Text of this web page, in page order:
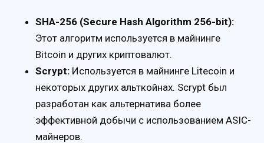
SHA-256 (Secure Hash Algorithm 256-bit):
Этот алгоритм используется в майнинге
Bitcoin и других криптовалют.
Scrypt: Используется в майнинге Litecoin и
некоторых других альткойнах. Scrypt был
разработан как альтернатива более
эффективной добычи с использованием ASIC-
майнеров.